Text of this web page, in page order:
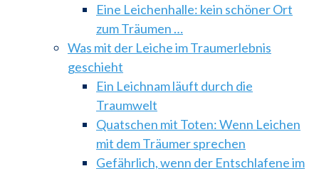
Eine Leichenhalle: kein schöner Ort
zum Träumen …
Was mit der Leiche im Traumerlebnis
geschieht
Ein Leichnam läuft durch die
Traumwelt
Quatschen mit Toten: Wenn Leichen
mit dem Träumer sprechen
Gefährlich, wenn der Entschlafene im